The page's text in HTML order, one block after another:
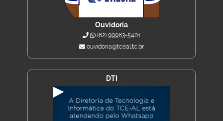
Ouvidoria
(82) 99983-5401
ouvidoria@tceal.tc.br
DTI